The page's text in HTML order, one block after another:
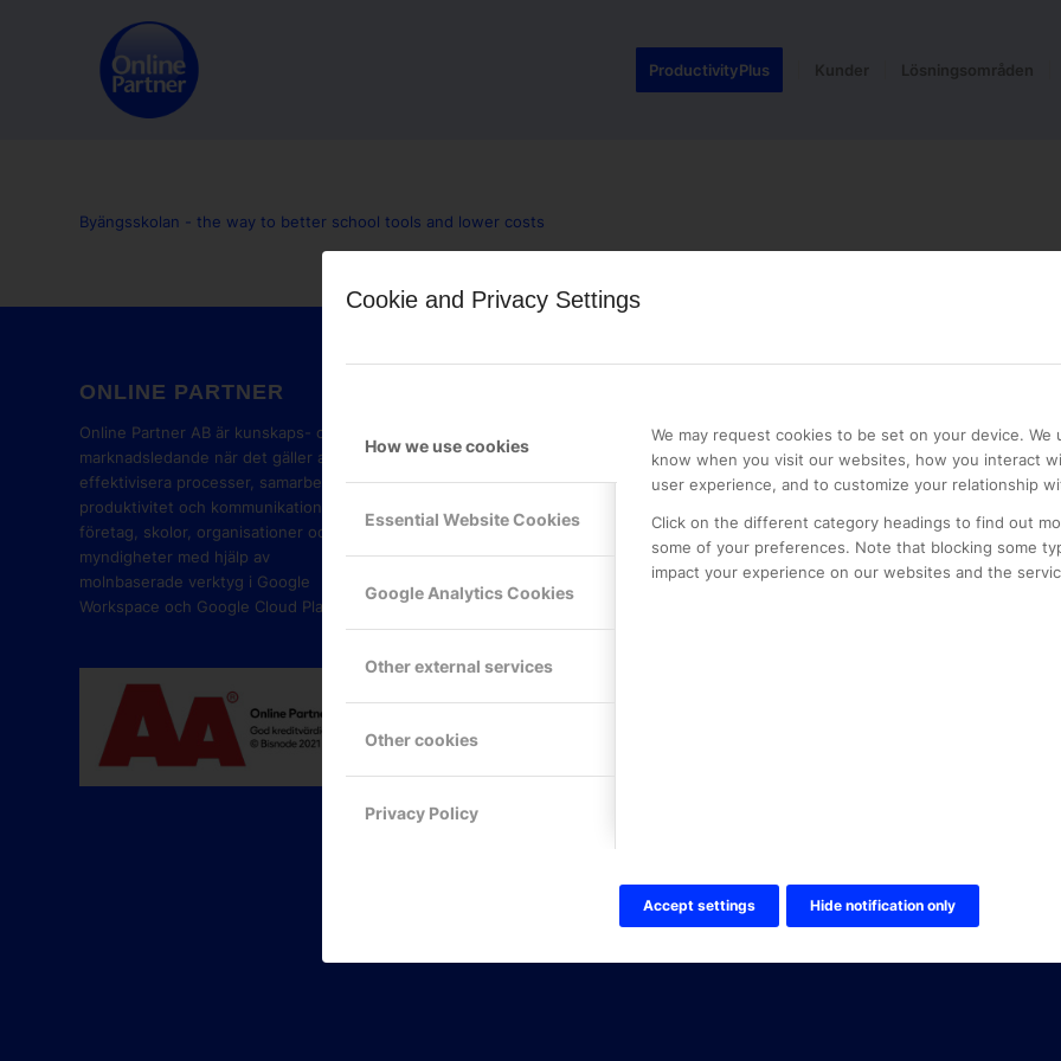
Cookie and Privacy Settings
How we use cookies
Essential Website Cookies
Google Analytics Cookies
Other external services
Other cookies
Privacy Policy
We may request cookies to be set on your device. We
know when you visit our websites, how you interact
user experience, and to customize your relationship
Click on the different category headings to find out
some of your preferences. Note that blocking some
impact your experience on our websites and the
Accept settings Hide notification only
ProductivityPlus Kunder Lösningsområden
Byängsskolan - the way to better school tools and lower costs
ONLINE PARTNER
Online Partner AB är kunskaps- och
marknadsledande när det gäller att
effektivisera processer, samarbete,
produktivitet och kommunikation i
företag, skolor, organisationer och
myndigheter med hjälp av
molnbaserade verktyg i Google
Workspace och Google Cloud Platform.
ONLINE PARTNER AB
Mejerivägen 3
117 61 Stockholm
Tel: 08-42 00 04 00
Hitta hit